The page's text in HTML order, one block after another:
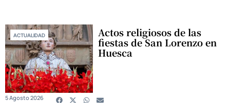
ACTUALIDAD Actos religiosos de las
fiestas de San Lorenzo en
Huesca
5 Agosto 2026